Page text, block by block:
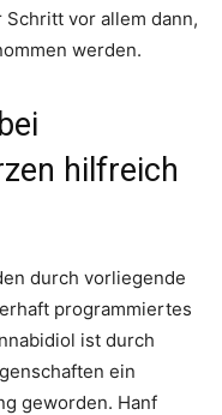
vor allem dann,
werden.
hilfreich
durch vorliegende
programmiertes
ist durch
ein
geworden. Hanf